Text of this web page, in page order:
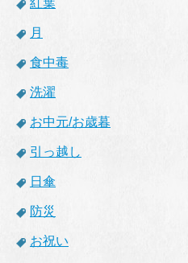
紅葉
月
食中毒
洗濯
お中元/お歳暮
引っ越し
日傘
防災
お祝い